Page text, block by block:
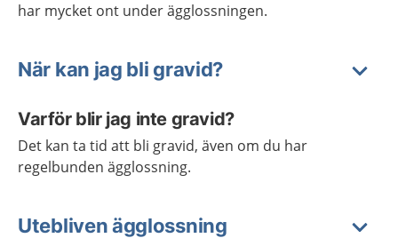
har mycket ont under ägglossningen.
När kan jag bli gravid?
Varför blir jag inte gravid?
Det kan ta tid att bli gravid, även om du har
regelbunden ägglossning.
Utebliven ägglossning